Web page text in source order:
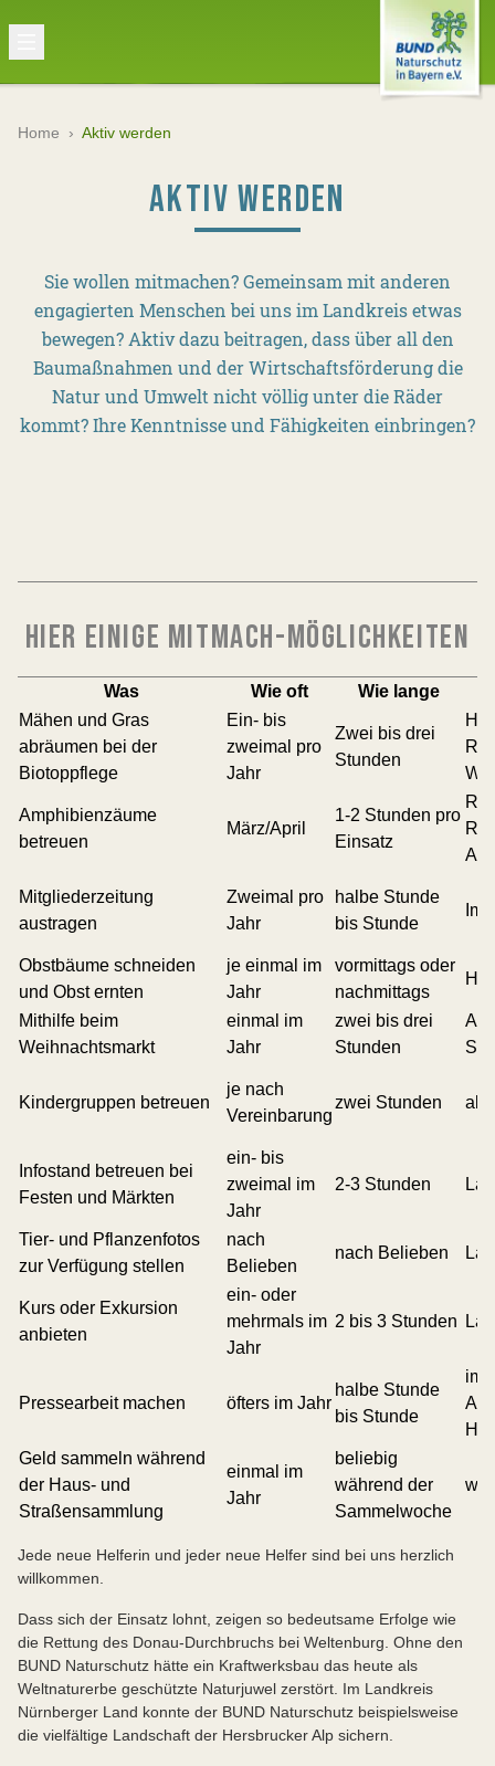
Home › Aktiv werden
AKTIV WERDEN
Sie wollen mitmachen? Gemeinsam mit anderen
engagierten Menschen bei uns im Landkreis etwas
bewegen? Aktiv dazu beitragen, dass über all den
Baumaßnahmen und der Wirtschaftsförderung die
Natur und Umwelt nicht völlig unter die Räder
kommt? Ihre Kenntnisse und Fähigkeiten einbringen?
HIER EINIGE MITMACH-MÖGLICHKEITEN
Was Wie oft
Wie lange
Mähen und Gras
abräumen bei der
Biotoppflege
Ein- bis
zweimal pro
Jahr
Zwei bis drei
Stunden
Amphibienzäume
betreuen
März/April
1-2 Stunden pro
Einsatz
Mitgliederzeitung
austragen
Zweimal pro
Jahr
halbe Stunde
bis Stunde
Im
Obstbäume schneiden
und Obst ernten
je einmal im
Jahr
vormittags oder
nachmittags
Mithilfe beim
Weihnachtsmarkt
einmal im
Jahr
zwei bis drei
Stunden
Kindergruppen betreuen
je nach
Vereinbarung
zwei Stunden
Infostand betreuen bei
Festen und Märkten
ein- bis
zweimal im
Jahr
2-3 Stunden
Tier- und Pflanzenfotos
zur Verfügung stellen
nach
Belieben
nach Belieben
Kurs oder Exkursion
anbieten
ein- oder
mehrmals im
Jahr
2 bis 3 Stunden
Pressearbeit machen öfters im Jahr
halbe Stunde
bis Stunde
im
Geld sammeln während
der Haus- und
Straßensammlung
einmal im
Jahr
beliebig
während der
Sammelwoche
Jede neue Helferin und jeder neue Helfer sind bei uns herzlich
willkommen.
Dass sich der Einsatz lohnt, zeigen so bedeutsame Erfolge wie
die Rettung des Donau-Durchbruchs bei Weltenburg. Ohne den
BUND Naturschutz hätte ein Kraftwerksbau das heute als
Weltnaturerbe geschützte Naturjuwel zerstört. Im Landkreis
Nürnberger Land konnte der BUND Naturschutz beispielsweise
die vielfältige Landschaft der Hersbrucker Alp sichern.